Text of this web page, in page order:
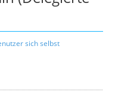
sich selbst